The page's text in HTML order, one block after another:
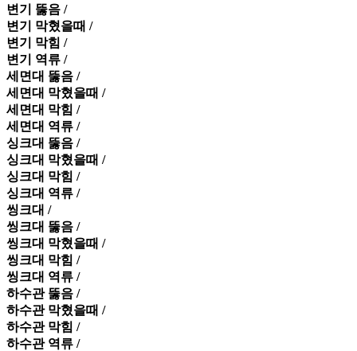
변기 뚫음 /
변기 막혔을때 /
변기 막힘 /
변기 역류 /
세면대 뚫음 /
세면대 막혔을때 /
세면대 막힘 /
세면대 역류 /
싱크대 뚫음 /
싱크대 막혔을때 /
싱크대 막힘 /
싱크대 역류 /
씽크대 /
씽크대 뚫음 /
씽크대 막혔을때 /
씽크대 막힘 /
씽크대 역류 /
하수관 뚫음 /
하수관 막혔을때 /
하수관 막힘 /
하수관 역류 /